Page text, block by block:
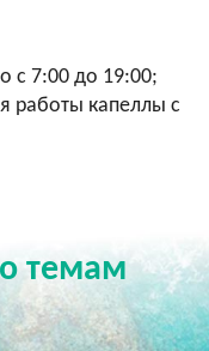
с 7:00 до 19:00;
работы капеллы с
темам